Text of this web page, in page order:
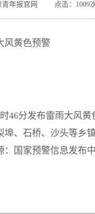
年报官网 点击：1009
风黄色预警
46分发布雷雨大风
、石桥、沙头等乡
：国家预警信息发布